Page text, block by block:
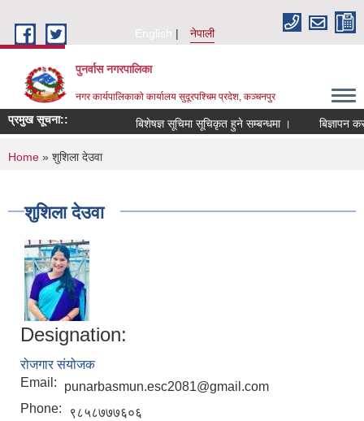
English
नेपाली
पुनर्वास नगरपालिका
नगर कार्यपालिकाको कार्यालय सुदूरपश्चिम प्रदेश, कञ्चनपुर
प्रमुख सूचना:: बिशेषज्ञ सूचिमा सूचिकृत हुने सम्बन्धमा । बिज्ञापन
You are here
Home » शुशिला देउवा
शुशिला देउवा
Designation:
रोजगार संयोजक
Email:
punarbasmun.esc2081@gmail.com
Phone:
९८५८७७७६०६